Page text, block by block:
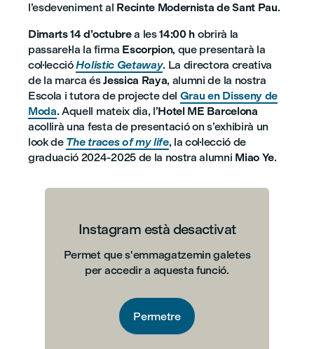
l’esdeveniment al Recinte Modernista de Sant Pau.
Dimarts 14 d’octubrea les14:00 h obrirà la
passarel·la la firma Escorpion, que presentarà la
col·leccióHolistic Getaway. La directora creativa
de la marca ésJessica Raya, alumni de la nostra
Escola i tutora de projecte del Grau en Disseny de
Moda. Aquell mateix dia, l’Hotel ME Barcelona
acollirà una festa de presentació on s’exhibirà un
look de The traces of my life, la col·lecció de
graduació 2024-2025 de la nostra alumni Miao Ye.
Instagram està desactivat
Permet que s'emmagatzemin galetes
per accedir a aquesta funció.
Permetre